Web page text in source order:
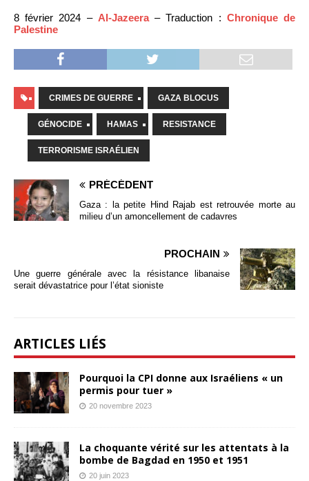
8 février 2024 – Al-Jazeera– Traduction : Chronique de
Palestine
CRIMES DE GUERRE GAZA BLOCUS
GÉNOCIDE HAMAS RESISTANCE
TERRORISME ISRAÉLIEN
PRÉCÉDENT
Gaza : la petite Hind Rajab est retrouvée morte au
milieu d’un amoncellement de cadavres
PROCHAIN
Une guerre générale avec la résistance libanaise
serait dévastatrice pour l’état sioniste
ARTICLES LIÉS
Pourquoi la CPI donne aux Israéliens « un
permis pour tuer »
20 novembre 2023
La choquante vérité sur les attentats à la
bombe de Bagdad en 1950 et 1951
20 juin 2023